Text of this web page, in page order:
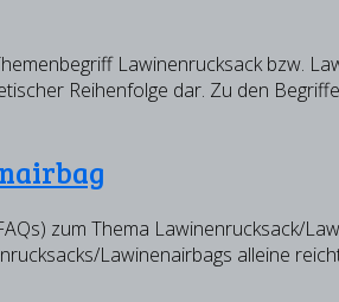
Lawinenrucksack bzw.
Reihenfolge dar. Zu den
zum Thema Lawinenrucksack/
Lawinenairbags alleine